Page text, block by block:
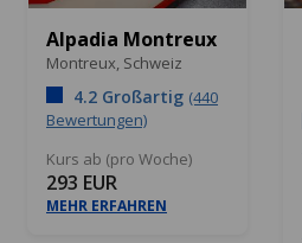
Alpadia Montreux
Montreux, Schweiz
4.2 Großartig (440
Bewertungen)
Kurs ab (pro Woche)
293 EUR
MEHR ERFAHREN